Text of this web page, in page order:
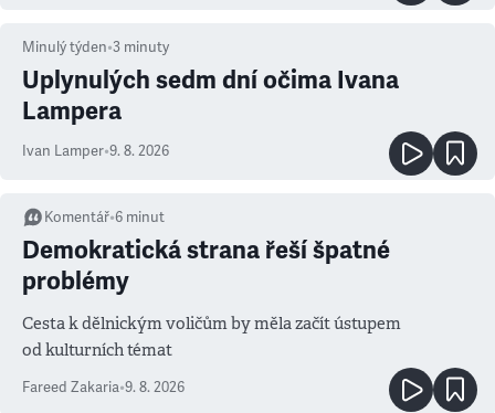
Minulý týden•3 minuty
Uplynulých sedm dní očima Ivana
Lampera
Ivan Lamper•9. 8. 2026
Komentář•6 minut
Demokratická strana řeší špatné
problémy
Cesta k dělnickým voličům by měla začít ústupem
od kulturních témat
Fareed Zakaria•9. 8. 2026